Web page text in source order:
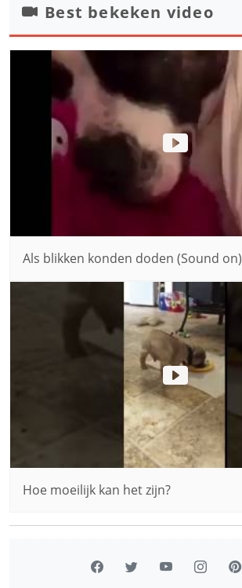
Best bekeken video
Als blikken konden doden (Sound on)
Hoe moeilijk kan het zijn?